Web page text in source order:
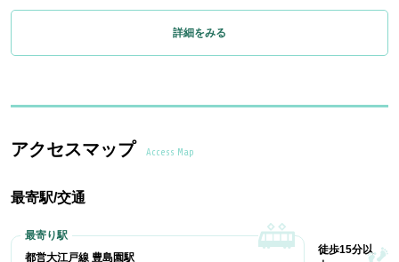
詳細をみる
アクセスマップ Access Map
最寄駅/交通
都営大江戸線 豊島園駅
徒歩15分以